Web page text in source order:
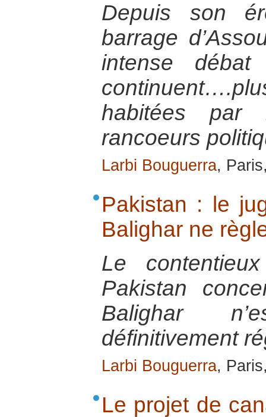
Depuis son
barrage
intense
habitées
rancoeurs
Larbi Bouguerra,
Pakistan : le
Balighar ne
Le
Pakistan
Balighar
définitivement
Larbi Bouguerra,
Le projet de